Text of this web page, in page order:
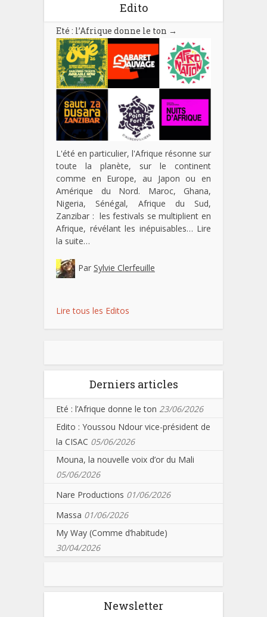
Edito
Eté : l’Afrique donne le ton →
L'été en particulier, l'Afrique résonne sur
toute la planète, sur le continent
comme en Europe, au Japon ou en
Amérique du Nord. Maroc, Ghana,
Nigeria, Sénégal, Afrique du Sud,
Zanzibar : les festivals se multiplient en
Afrique, révélant les inépuisables… Lire
la suite…
Par Sylvie Clerfeuille
Lire tous les Editos
Derniers articles
Eté : l’Afrique donne le ton 23/06/2026
Edito : Youssou Ndour vice-président de
la CISAC 05/06/2026
Mouna, la nouvelle voix d’or du Mali
05/06/2026
Nare Productions 01/06/2026
Massa 01/06/2026
My Way (Comme d’habitude)
30/04/2026
Newsletter